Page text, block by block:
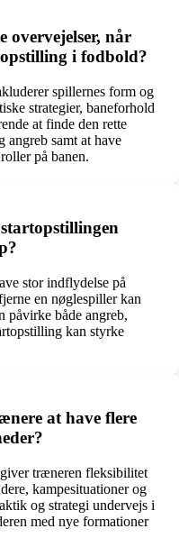
overvejelser, når
i fodbold?
spillernes form og
strategier, baneforhold
at finde den rette
angreb samt at have
på banen.
stor indflydelse på
en nøglespiller kan
påvirke både angreb,
kan styrke
at have flere
træneren fleksibilitet
kampesituationer og
og strategi undervejs i
med nye formationer